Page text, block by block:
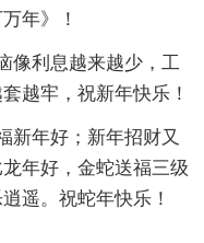
年》！
像利息越来越少，工
越牢，祝新年快乐！
新年好；新年招财又
年好，金蛇送福三级
遥。祝蛇年快乐！